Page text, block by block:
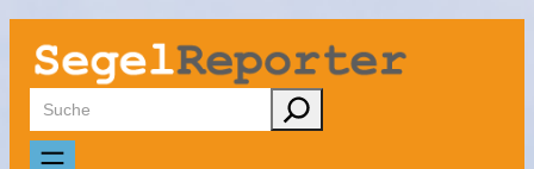
Zum
Inhalt
springen
Suchen